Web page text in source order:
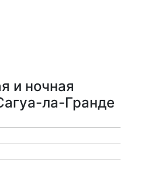
и ночная
ла-Гранде